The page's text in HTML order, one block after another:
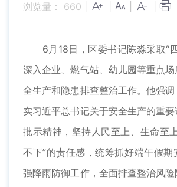
浏览量： 660
6月18日，区委书记陈淼采取“四
深入企业、燃气站、幼儿园等重点
全生产和隐患排查整治工作。他强
实习近平总书记关于安全生产的重
批示精神，坚持人民至上、生命至
不下”的责任感，统筹抓好端午假
强降雨防御工作，全面排查整治风